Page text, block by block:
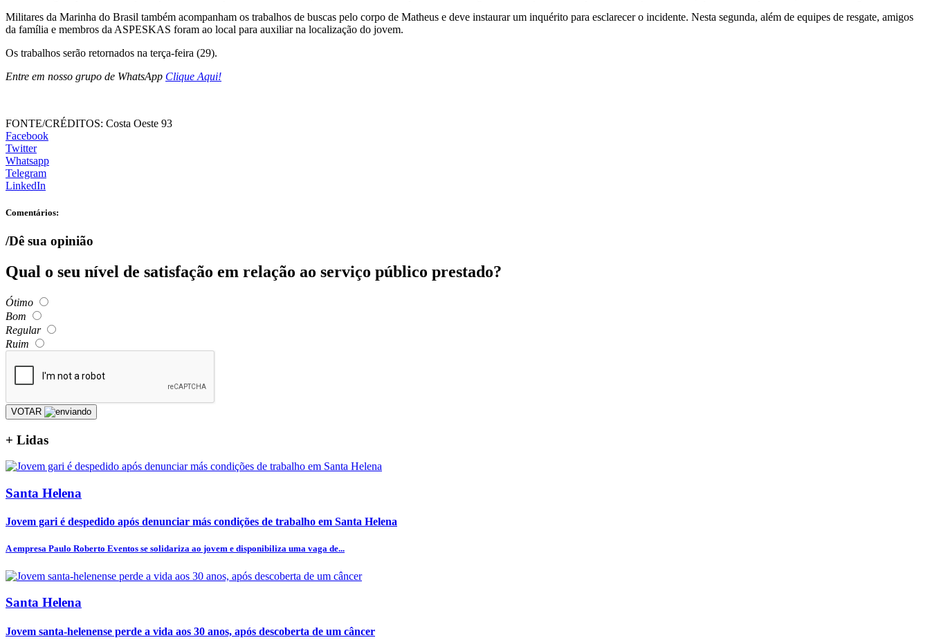
Militares da Marinha do Brasil também acompanham os trabalhos de buscas pelo corpo de Matheus e deve instaurar um inquérito para esclarecer o incidente. Nesta segunda, além de equipes de resgate, amigos
da família e membros da ASPESKAS foram ao local para auxiliar na localização do jovem.
Os trabalhos serão retornados na terça-feira (29).
Entre em nosso grupo de WhatsApp Clique Aqui!
FONTE/CRÉDITOS: Costa Oeste 93
Facebook
Twitter
Whatsapp
Telegram
LinkedIn
Comentários:
/Dê sua opinião
Qual o seu nível de satisfação em relação ao serviço público prestado?
Ótimo
Bom
Regular
Ruim
VOTAR
+ Lidas
Santa Helena
Jovem gari é despedido após denunciar más condições de trabalho em Santa Helena
A empresa Paulo Roberto Eventos se solidariza ao jovem e disponibiliza uma vaga de...
Santa Helena
Jovem santa-helenense perde a vida aos 30 anos, após descoberta de um câncer